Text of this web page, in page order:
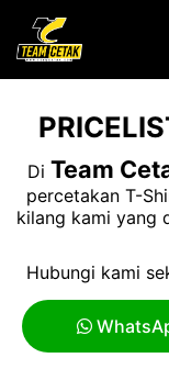
Di Team
percetakan T-
kilang kami yang
Hubungi kami